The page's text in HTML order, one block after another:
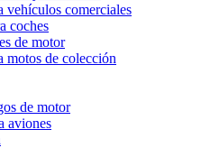
vehículos comerciales
coches
de motor
motos de colección
de motor
aviones